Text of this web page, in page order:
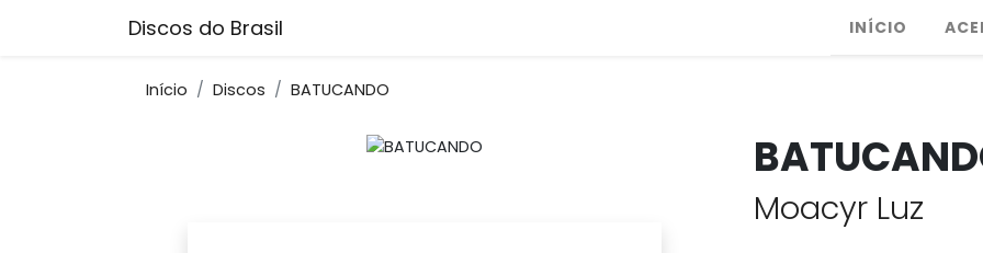
Discos do Brasil INÍCIO
Início Discos BATUCANDO
Moacyr Luz